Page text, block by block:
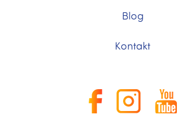
Blog
Kontakt